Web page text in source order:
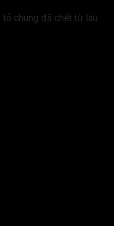
chúng đã chết từ lâu